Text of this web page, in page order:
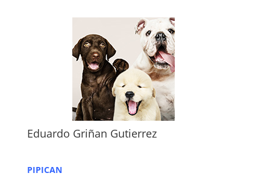
Eduardo Griñan Gutierrez
PIPICAN